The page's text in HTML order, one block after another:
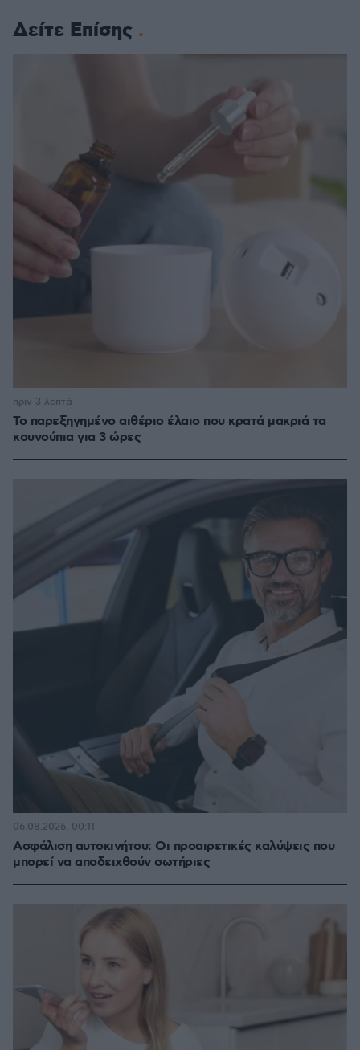
Δείτε Επίσης
Το παρεξηγημένο αιθέριο έλαιο που κρατά μακριά τα
κουνούπια για 3 ώρες
πριν 3 λεπτά
Ασφάλιση αυτοκινήτου: Οι προαιρετικές καλύψεις που
μπορεί να αποδειχθούν σωτήριες
06.08.2026, 00:11